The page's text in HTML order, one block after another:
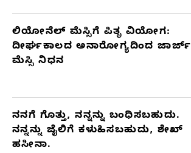
ಲಿಯೋನೆಲ್ ಮೆಸ್ಸಿಗೆ ಪಿತೃ ವಿಯೋಗ:
ದೀರ್ಘಕಾಲದ ಅನಾರೋಗ್ಯದಿಂದ ಜಾರ್ಜ್
ಮೆಸ್ಸಿ ನಿಧನ
ನನಗೆ ಗೊತ್ತು, ನನ್ನನ್ನು ಬಂಧಿಸಬಹುದು.
ನನ್ನನ್ನು ಜೈಲಿಗೆ ಕಳುಹಿಸಬಹುದು, ಶೇಖ್
ಹಸೀನಾ.